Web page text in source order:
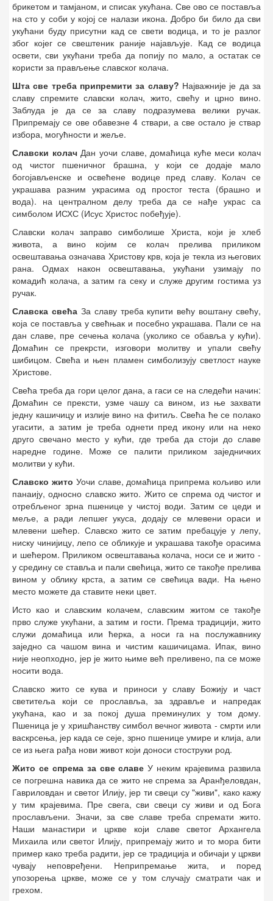
брикетом и тамјаном, и списак укућана. Све ово се поставља
на сто у соби у којој се налази икона. Добро би било да сви
укућани буду присутни кад се свети водица, и то је разлог
због којег се свештеник раније најављује. Кад се водица
освети, сви укућани треба да попију по мало, а остатак се
користи за прављење славског колача.
Шта све треба припремити за славу? Најважније је да за
славу спремите славски колач, жито, свећу и црно вино.
Заблуда је да се за славу подразумева велики ручак.
Припремају се ове обавезне 4 ствари, а све остало је ствар
избора, могућности и жеље.
Славски колачДан уочи славе, домаћица куће меси колач
од чистог пшеничног брашна, у који се додаје мало
богојављенске и освећене водице пред славу. Колач се
украшава разним украсима од простог теста (брашно и
вода). на централном делу треба да се нађе украс са
симболом ИСХС (Исус Христос побеђује).
Славски колач заправо симболише Христа, који је хлеб
живота, а вино којим се колач прелива приликом
освештавања означава Христову крв, која је текла из његових
рана. Одмах након освештавања, укућани узимају по
комадић колача, а затим га секу и служе другим гостима уз
ручак.
Славска свећаЗа славу треба купити већу воштану свећу,
која се поставља у свећњак и посебно украшава. Пали се на
дан славе, пре сечења колача (уколико се обавља у кући).
Домаћин се прекрсти, изговори молитву и упали свећу
шибицом. Свећа и њен пламен симболизују светлост науке
Христове.
Свећа треба да гори целог дана, а гаси се на следећи начин:
Домаћин се прексти, узме чашу са вином, из ње захвати
једну кашичицу и излије вино на фитиљ. Свећа ће се полако
угасити, а затим је треба однети пред икону или на неко
друго свечано место у кући, где треба да стоји до славе
наредне године. Може се палити приликом заједничких
молитви у кући.
Славско жито Уочи славе, домаћица припрема кољиво или
панаију, односно славско жито. Жито се спрема од чистог и
отребљеног зрна пшенице у чистој води. Затим се цеди и
меље, а ради лепшег укуса, додају се млевени ораси и
млевени шећер. Славско жито се затим пребацује у лепу,
ниску чинијицу, лепо се обликује и украшава такође орасима
и шећером. Приликом освештавања колача, носи се и жито -
у средину се ставља и пали свећица, жито се такође прелива
вином у облику крста, а затим се свећица вади. На њено
место можете да ставите неки цвет.
Исто као и славским колачем, славским житом се такође
прво служе укућани, а затим и гости. Према традицији, жито
служи домаћица или ћерка, а носи га на послужавнику
заједно са чашом вина и чистим кашичицама. Ипак, вино
није неопходно, јер је жито њиме већ преливено, па се може
носити вода.
Славско жито се кува и приноси у славу Божију и част
светитеља који се прославља, за здравље и напредак
укућана, као и за покој душа преминулих у том дому.
Пшеница је у хришћанству симбол вечног живота - смрти или
васкрсења, јер када се сеје, зрно пшенице умире и клија, али
се из њега рађа нови живот који доноси стоструки род.
Жито се спрема за све славе У неким крајевима развила
се погрешна навика да се жито не спрема за Аранђеловдан,
Гавриловдан и светог Илију, јер ти свеци су "живи", како кажу
у тим крајевима. Пре свега, сви свеци су живи и од Бога
прослављени. Значи, за све славе треба спремати жито.
Наши манастири и цркве који славе светог Архангела
Михаила или светог Илију, припремају жито и то мора бити
пример како треба радити, јер се традиција и обичаји у цркви
чувају неповређени. Неприпремање жита, и поред
упозорења цркве, може се у том случају сматрати чак и
грехом.